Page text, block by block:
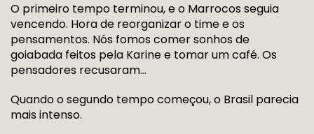
O primeiro tempo terminou, e o Marrocos seguia
vencendo. Hora de reorganizar o time e os
pensamentos. Nós fomos comer sonhos de
goiabada feitos pela Karine e tomar um café. Os
pensadores recusaram…
Quando o segundo tempo começou, o Brasil parecia
mais intenso.